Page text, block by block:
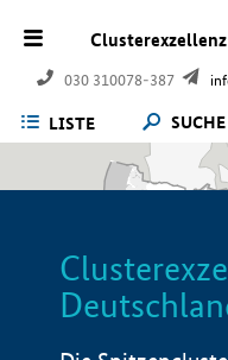
030 310078-387
LISTE SUCHE